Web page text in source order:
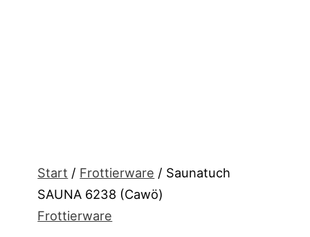
Start / Frottierware / Saunatuch
SAUNA 6238 (Cawö)
Frottierware